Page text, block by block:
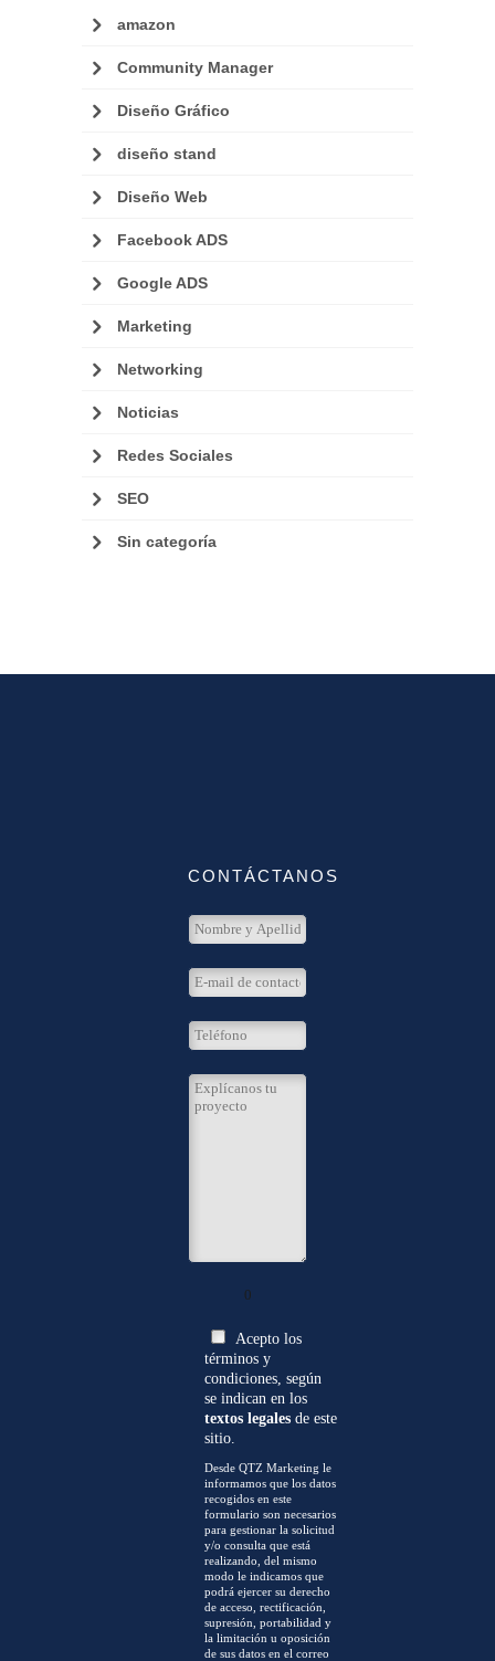
amazon
Community Manager
Diseño Gráfico
diseño stand
Diseño Web
Facebook ADS
Google ADS
Marketing
Networking
Noticias
Redes Sociales
SEO
Sin categoría
CONTÁCTANOS
0
Acepto los
términos y
condiciones, según
se indican en los
textos legales de este
sitio.
Desde QTZ Marketing le
informamos que los datos
recogidos en este
formulario son necesarios
para gestionar la solicitud
y/o consulta que está
realizando, del mismo
modo le indicamos que
podrá ejercer su derecho
de acceso, rectificación,
supresión, portabilidad y
la limitación u oposición
de sus datos en el correo